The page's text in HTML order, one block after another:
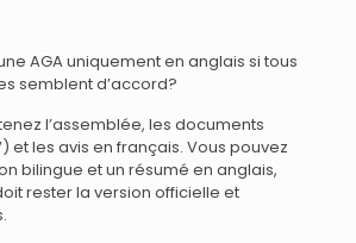
AGA uniquement en anglais si tous
semblent d’accord?
l’assemblée, les documents
et les avis en français. Vous pouvez
bilingue et un résumé en anglais,
rester la version officielle et